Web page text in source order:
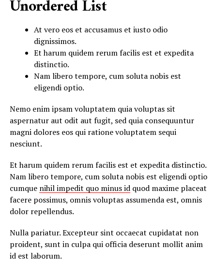
Unordered List
At vero eos et accusamus et iusto odio
dignissimos.
Et harum quidem rerum facilis est et expedita
distinctio.
Nam libero tempore, cum soluta nobis est
eligendi optio.
Nemo enim ipsam voluptatem quia voluptas sit
aspernatur aut odit aut fugit, sed quia consequuntur
magni dolores eos qui ratione voluptatem sequi
nesciunt.
Et harum quidem rerum facilis est et expedita distinctio.
Nam libero tempore, cum soluta nobis est eligendi optio
cumque nihil impedit quo minus id quod maxime placeat
facere possimus, omnis voluptas assumenda est, omnis
dolor repellendus.
Nulla pariatur. Excepteur sint occaecat cupidatat non
proident, sunt in culpa qui officia deserunt mollit anim
id est laborum.